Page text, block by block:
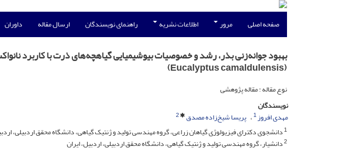
صفحه اصلی مرور اطلاعات نشریه راهنمای نویسندگان ارسال مقاله داوران
بهبود جوانه‌زنی بذر، رشد و خصوصیات بیوشیمیایی گیاهچه‌های ذرت با کاربرد
(Eucalyptus camaldulensis)
نوع مقاله : مقاله پژوهشی
نویسندگان
مهدی افروز1 پریسا شیخ‌زاده مصدق
2
1دانشجوی دکترای فیزیولوژی گیاهان زراعی، گروه مهندسی تولید و ژنتیک گیاهی، دانشگاه محقق اردبیلی،
2دانشیار، گروه مهندسی تولید و ژنتیک گیاهی، دانشگاه محقق اردبیلی، اردبیل، ایران